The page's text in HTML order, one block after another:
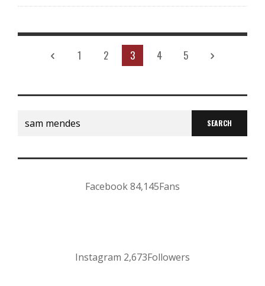
1 2 3 4 5
for:
Facebook84,145Fans
Instagram 2,673Followers